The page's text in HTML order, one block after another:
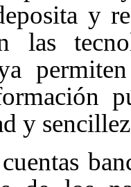
y
las
y